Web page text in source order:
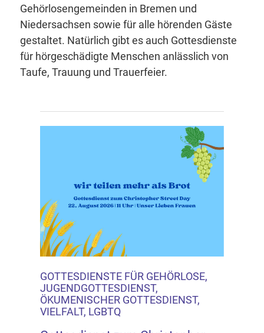
Gehörlosengemeinden in Bremen und
Niedersachsen sowie für alle hörenden Gäste
gestaltet. Natürlich gibt es auch Gottesdienste
für hörgeschädigte Menschen anlässlich von
Taufe, Trauung und Trauerfeier.
GOTTESDIENSTE FÜR GEHÖRLOSE,
JUGENDGOTTESDIENST,
ÖKUMENISCHER GOTTESDIENST,
VIELFALT, LGBTQ